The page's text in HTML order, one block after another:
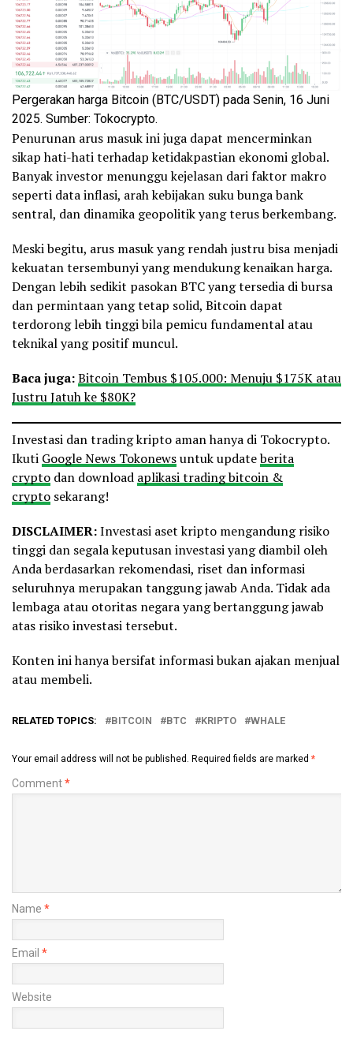
Pergerakan harga Bitcoin (BTC/USDT) pada Senin, 16 Juni
2025. Sumber: Tokocrypto.
Penurunan arus masuk ini juga dapat mencerminkan
sikap hati-hati terhadap ketidakpastian ekonomi global.
Banyak investor menunggu kejelasan dari faktor makro
seperti data inflasi, arah kebijakan suku bunga bank
sentral, dan dinamika geopolitik yang terus berkembang.
Meski begitu, arus masuk yang rendah justru bisa menjadi
kekuatan tersembunyi yang mendukung kenaikan harga.
Dengan lebih sedikit pasokan BTC yang tersedia di bursa
dan permintaan yang tetap solid, Bitcoin dapat
terdorong lebih tinggi bila pemicu fundamental atau
teknikal yang positif muncul.
Baca juga:Bitcoin Tembus $105.000: Menuju $175K atau
Justru Jatuh ke $80K?
Investasi dan trading kripto aman hanya di Tokocrypto.
Ikuti Google News Tokonewsuntuk updateberita
crypto dan download aplikasi trading bitcoin &
crypto sekarang!
DISCLAIMER:Investasi aset kripto mengandung risiko
tinggi dan segala keputusan investasi yang diambil oleh
Anda berdasarkan rekomendasi, riset dan informasi
seluruhnya merupakan tanggung jawab Anda. Tidak ada
lembaga atau otoritas negara yang bertanggung jawab
atas risiko investasi tersebut.
Konten ini hanya bersifat informasi bukan ajakan menjual
atau membeli.
RELATED TOPICS: BITCOIN BTC KRIPTO WHALE
Your email address will not be published. Required fields are marked *
Comment*
Name *
Email *
Website